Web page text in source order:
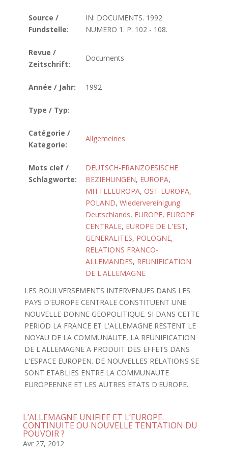
Source /
Fundstelle:
IN: DOCUMENTS. 1992
NUMERO 1. P. 102 - 108.
Revue /
Zeitschrift:
Documents
Année / Jahr: 1992
Type / Typ:
Catégorie /
Kategorie:
Allgemeines
Mots clef /
Schlagworte:
DEUTSCH-FRANZOESISCHE
BEZIEHUNGEN, EUROPA,
MITTELEUROPA, OST-EUROPA,
POLAND, Wiedervereinigung
Deutschlands, EUROPE, EUROPE
CENTRALE, EUROPE DE L'EST,
GENERALITES, POLOGNE,
RELATIONS FRANCO-
ALLEMANDES, REUNIFICATION
DE L'ALLEMAGNE
LES BOULVERSEMENTS INTERVENUES DANS LES
PAYS D'EUROPE CENTRALE CONSTITUENT UNE
NOUVELLE DONNE GEOPOLITIQUE. SI DANS CETTE
PERIOD LA FRANCE ET L'ALLEMAGNE RESTENT LE
NOYAU DE LA COMMUNAUTE, LA REUNIFICATION
DE L'ALLEMAGNE A PRODUIT DES EFFETS DANS
L'ESPACE EUROPEN. DE NOUVELLES RELATIONS SE
SONT ETABLIES ENTRE LA COMMUNAUTE
EUROPEENNE ET LES AUTRES ETATS D'EUROPE.
L’ALLEMAGNE UNIFIEE ET L’EUROPE.
CONTINUITE OU NOUVELLE TENTATION DU
POUVOIR ?
Avr 27, 2012